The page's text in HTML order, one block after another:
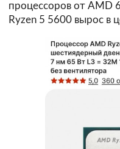
процессоров от AMD
Ryzen 5 5600 вырос в